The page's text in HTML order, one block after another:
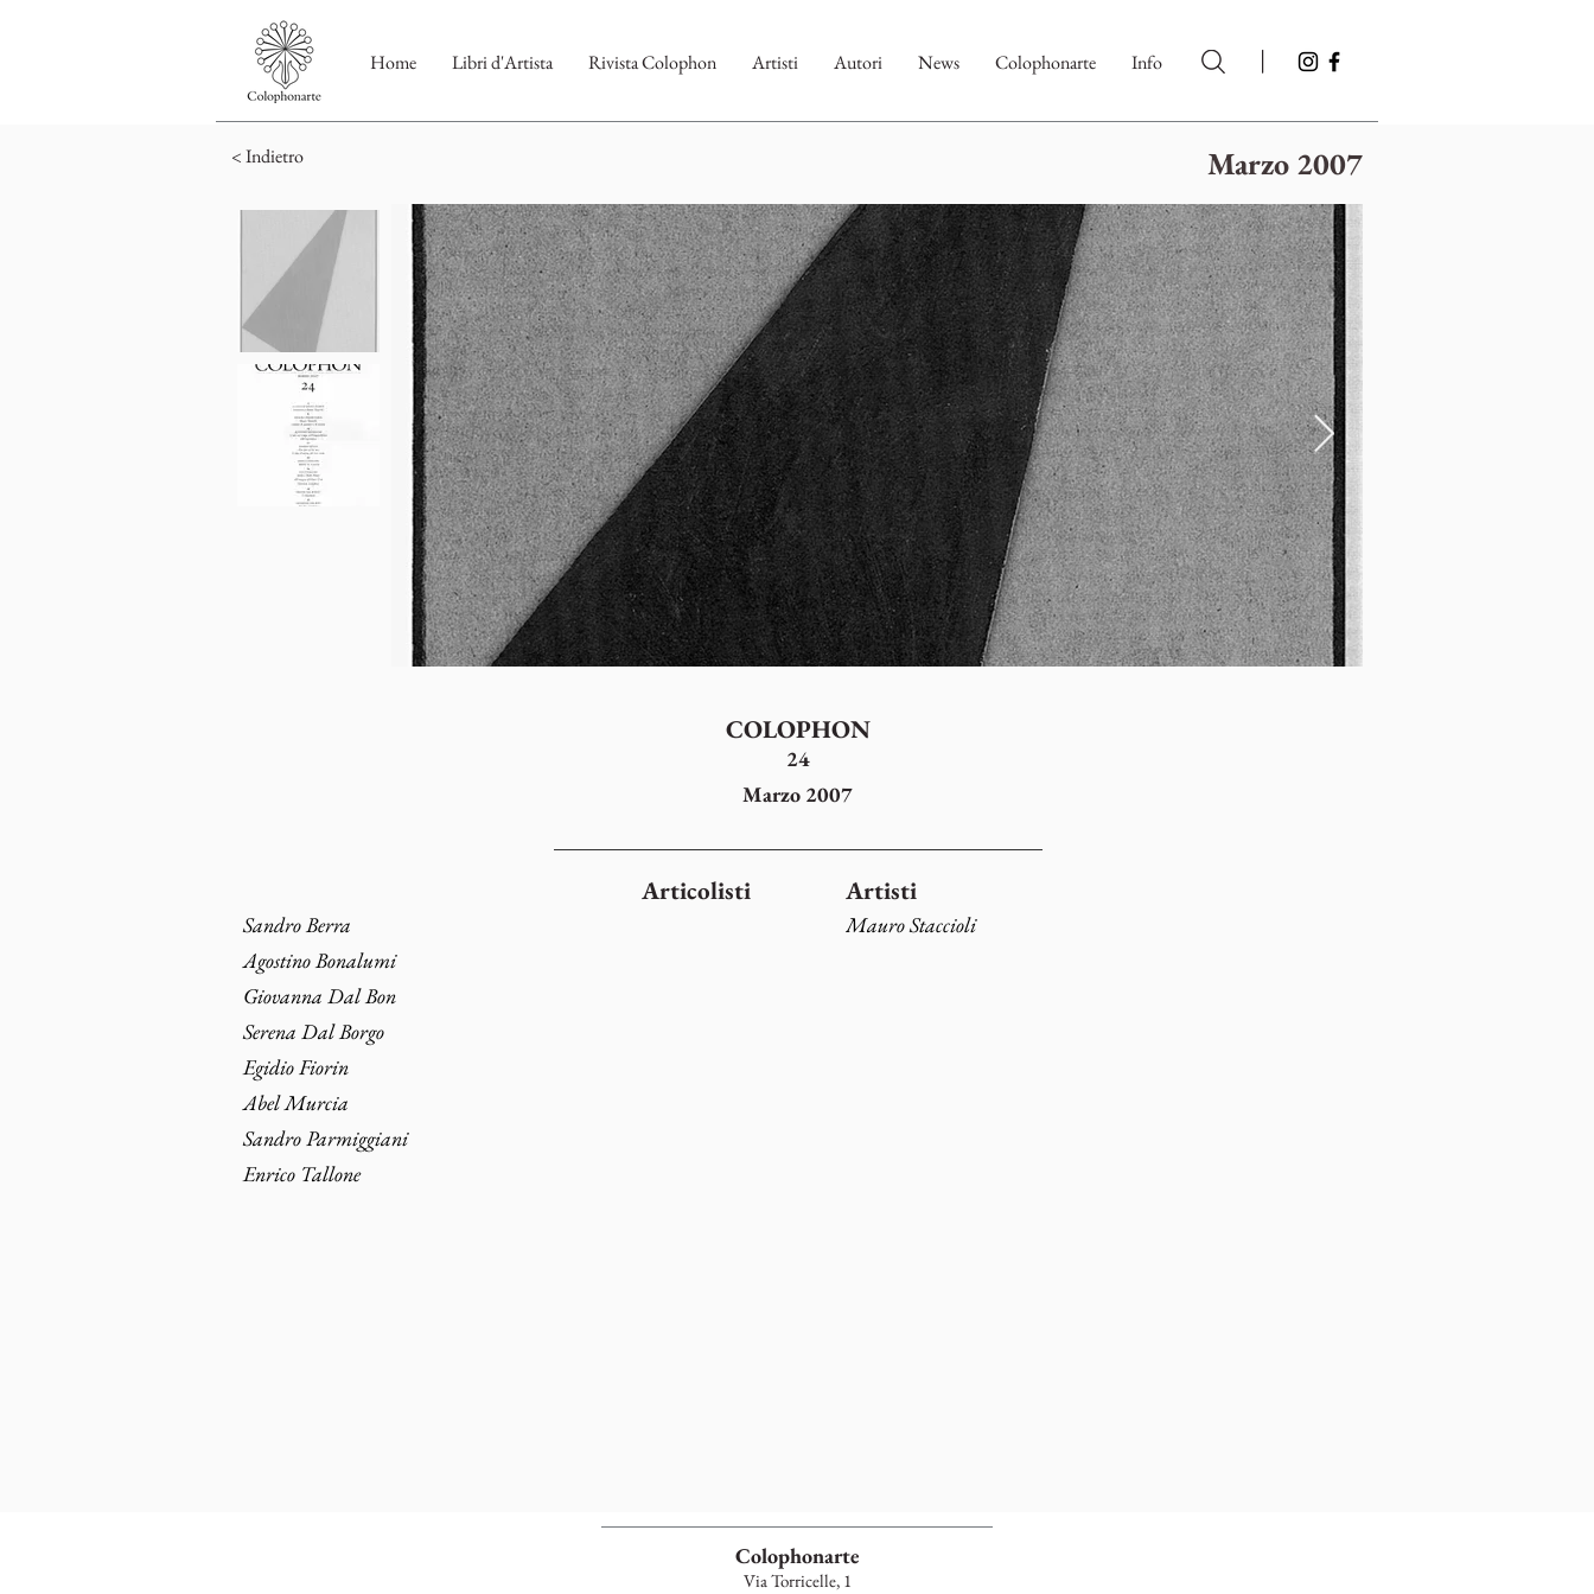
Home Libri d'Artista Rivista Colophon Artisti Autori News Colophonarte Info |
< Indietro Marzo 2007
COLOPHON
24
Marzo 2007
Articolisti
Sandro Berra
Agostino Bonalumi
Giovanna Dal Bon
Serena Dal Borgo
Egidio Fiorin
Abel Murcia
Sandro Parmiggiani
Enrico Tallone
Artisti
Mauro Staccioli
Colophonarte
Via Torricelle, 1